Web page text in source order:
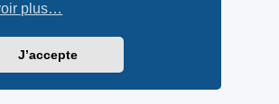
plus…
J’accepte